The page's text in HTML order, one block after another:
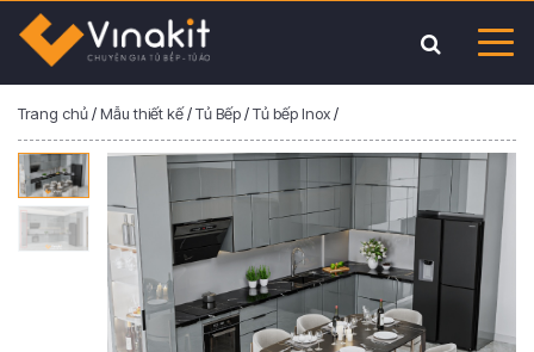
Trang chủ/Mẫu thiết kế/Tủ Bếp/Tủ bếp Inox/